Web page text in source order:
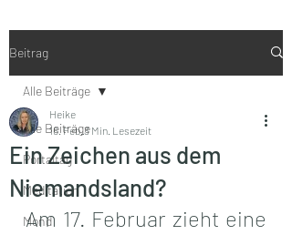
Beitrag
Alle Beiträge
Portaltag
Meditation
Mond
Alle Beiträge
Ein Zeichen aus dem
Niemandsland?
Heike
16. Feb.3 Min. Lesezeit
Am 17. Februar zieht eine